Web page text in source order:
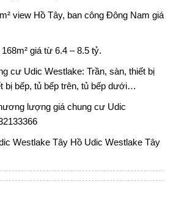
view Hồ Tây, ban công Đông Nam giá
giá từ 6.4 – 8.5 tỷ.
cư Udic Westlake: Trần, sàn, thiết bị
bị bếp, tủ bếp trên, tủ bếp dưới…
lượng giá chung cư Udic
Westlake Tây Hồ Udic Westlake Tây